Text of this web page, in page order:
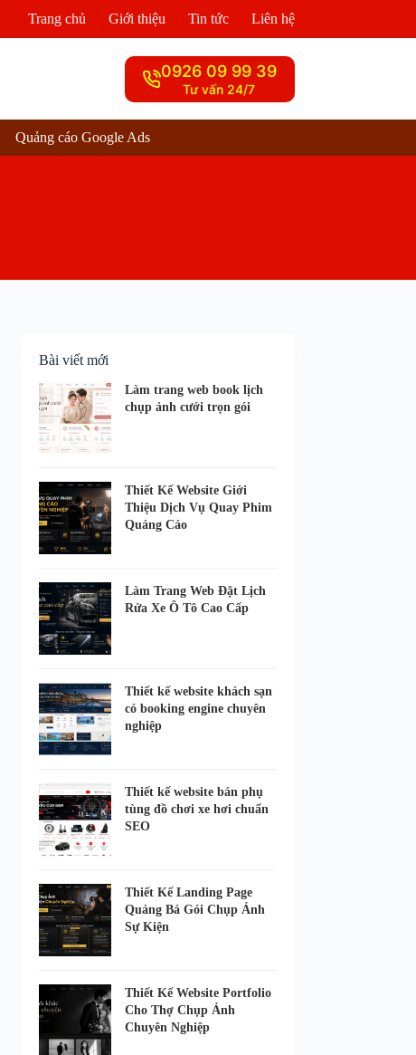
Trang chủ Giới thiệu Tin tức Liên hệ
0926 09 99 39
Tư vấn 24/7
Quảng cáo Google Ads
Bài viết mới
Làm trang web book lịch
chụp ảnh cưới trọn gói
Thiết Kế Website Giới
Thiệu Dịch Vụ Quay Phim
Quảng Cáo
Làm Trang Web Đặt Lịch
Rửa Xe Ô Tô Cao Cấp
Thiết kế website khách sạn
có booking engine chuyên
nghiệp
Thiết kế website bán phụ
tùng đồ chơi xe hơi chuẩn
SEO
Thiết Kế Landing Page
Quảng Bá Gói Chụp Ảnh
Sự Kiện
Thiết Kế Website Portfolio
Cho Thợ Chụp Ảnh
Chuyên Nghiệp